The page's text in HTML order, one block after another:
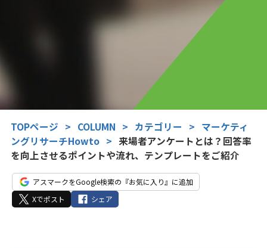
TOPページ > COLUMN > カテゴリー > マーケティ
ングリサーチHowto > 来場者アンケートとは？回答率
を向上させるポイントや流れ、テンプレートをご紹介
アスマークをGoogle検索の『お気に入り』に追加
Xでポスト
シェア